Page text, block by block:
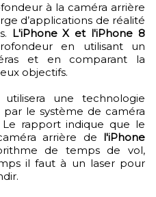
d’applications de réalité
L'iPhone X et l'iPhone 8
en utilisant un
et en comparant la
objectifs.
une technologie
le système de caméra
rapport indique que le
arrière de l'iPhone
de temps de vol,
il faut à un laser pour